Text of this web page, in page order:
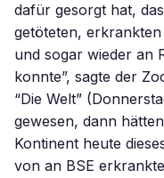
dafür gesorgt hat,
getöteten,
und sogar wieder an
konnte”, sagte der
“Die Welt”
gewesen, dann
Kontinent heute
von an BSE